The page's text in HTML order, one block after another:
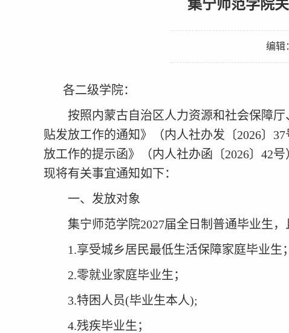
集宁师范学院
编辑
各二级学院：
按照内蒙古自治区人力资源和社会保障
贴发放工作的通知》（内人社办发〔2026〕 37
放工作的提示函》（内人社办函〔2026〕 42号
现将有关事宜通知如下：
一、 发放对象
集宁师范学院2027届全日制普通毕业生，
1.享受城乡居民最低生活保障家庭毕业生；
2.零就业家庭毕业生；
3.特困人员(毕业生本人);
4.残疾毕业生；